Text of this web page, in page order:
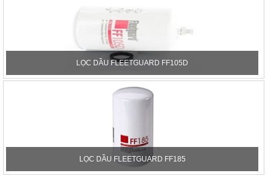
LỌC DẦU FLEETGUARD FF105D
LỌC DẦU FLEETGUARD FF185